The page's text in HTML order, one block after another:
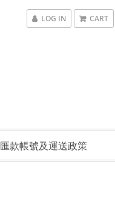
LOG IN CART
匯款帳號及運送政策